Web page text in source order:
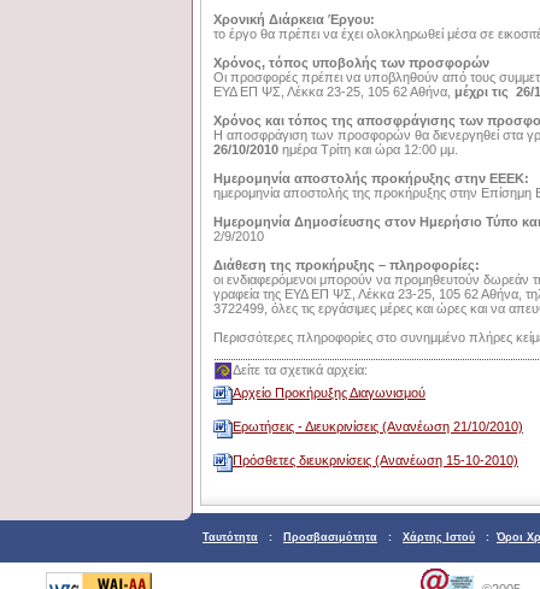
Χρονική Διάρκεια Έργου:
το έργο θα πρέπει να έχει ολοκληρωθεί μέσα σε
Χρόνος, τόπος υποβολής των προσφορών
Οι προσφορές πρέπει να υποβληθούν από τους
ΕΥΔ ΕΠ ΨΣ, Λέκκα 23-25, 105 62 Αθήνα, μέχρι τις 26/
Χρόνος και τόπος της αποσφράγισης των
Η αποσφράγιση των προσφορών θα διενεργηθεί στα
26/10/2010 ημέρα Τρίτη και ώρα 12:00 μμ.
Ημερομηνία αποστολής προκήρυξης στην ΕΕΕΚ:
ημερομηνία αποστολής της προκήρυξης στην
Ημερομηνία Δημοσίευσης στον Ημερήσιο Τύπο
2/9/2010
Διάθεση της προκήρυξης – πληροφορίες:
οι ενδιαφερόμενοι μπορούν να προμηθευτούν δωρεάν
γραφεία της ΕΥΔ ΕΠ ΨΣ, Λέκκα 23-25, 105 62 Αθήνα,
3722499, όλες τις εργάσιμες μέρες και ώρες και να
Περισσότερες πληροφορίες στο συνημμένο πλήρες
Δείτε τα σχετικά αρχεία:
Αρχείο Προκήρυξης Διαγωνισμού
Ερωτήσεις - Διευκρινίσεις (Ανανέωση 21/10/2010)
Πρόσθετες διευκρινίσεις (Ανανέωση 15-10-2010)
Ταυτότητα : Προσβασιμότητα : Χάρτης Ιστού : Όροι